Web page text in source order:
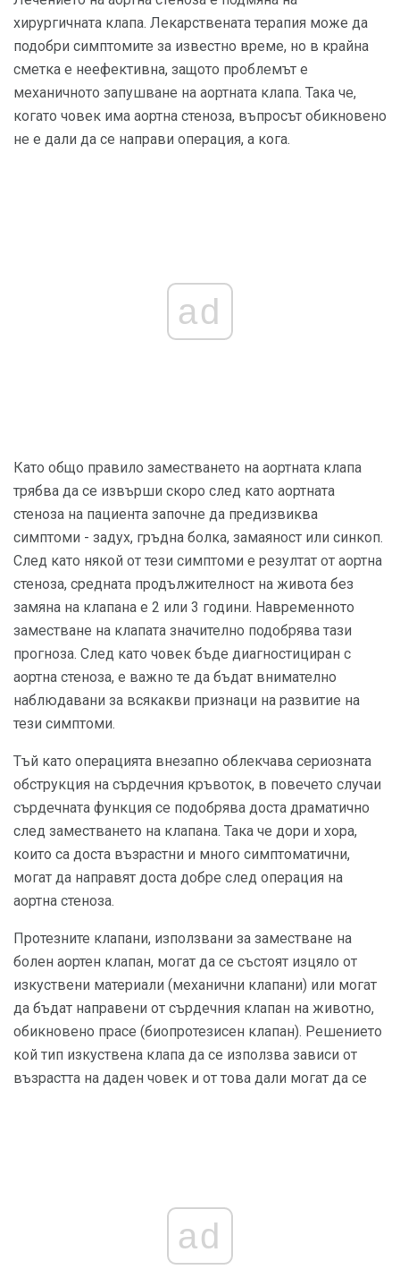
хирургичната клапа. Лекарствената терапия може да
подобри симптомите за известно време, но в крайна
сметка е неефективна, защото проблемът е
механичното запушване на аортната клапа. Така че,
когато човек има аортна стеноза, въпросът обикновено
не е дали да се направи операция, а кога.
ad
Като общо правило заместването на аортната клапа
трябва да се извърши скоро след като аортната
стеноза на пациента започне да предизвиква
симптоми - задух, гръдна болка, замаяност или синкоп.
След като някой от тези симптоми е резултат от аортна
стеноза, средната продължителност на живота без
замяна на клапана е 2 или 3 години. Навременното
заместване на клапата значително подобрява тази
прогноза. След като човек бъде диагностициран с
аортна стеноза, е важно те да бъдат внимателно
наблюдавани за всякакви признаци на развитие на
тези симптоми.
Тъй като операцията внезапно облекчава сериозната
обструкция на сърдечния кръвоток, в повечето случаи
сърдечната функция се подобрява доста драматично
след заместването на клапана. Така че дори и хора,
които са доста възрастни и много симптоматични,
могат да направят доста добре след операция на
аортна стеноза.
Протезните клапани, използвани за заместване на
болен аортен клапан, могат да се състоят изцяло от
изкуствени материали (механични клапани) или могат
да бъдат направени от сърдечния клапан на животно,
обикновено прасе (биопротезисен клапан). Решението
кой тип изкуствена клапа да се използва зависи от
възрастта на даден човек и от това дали могат да се
ad